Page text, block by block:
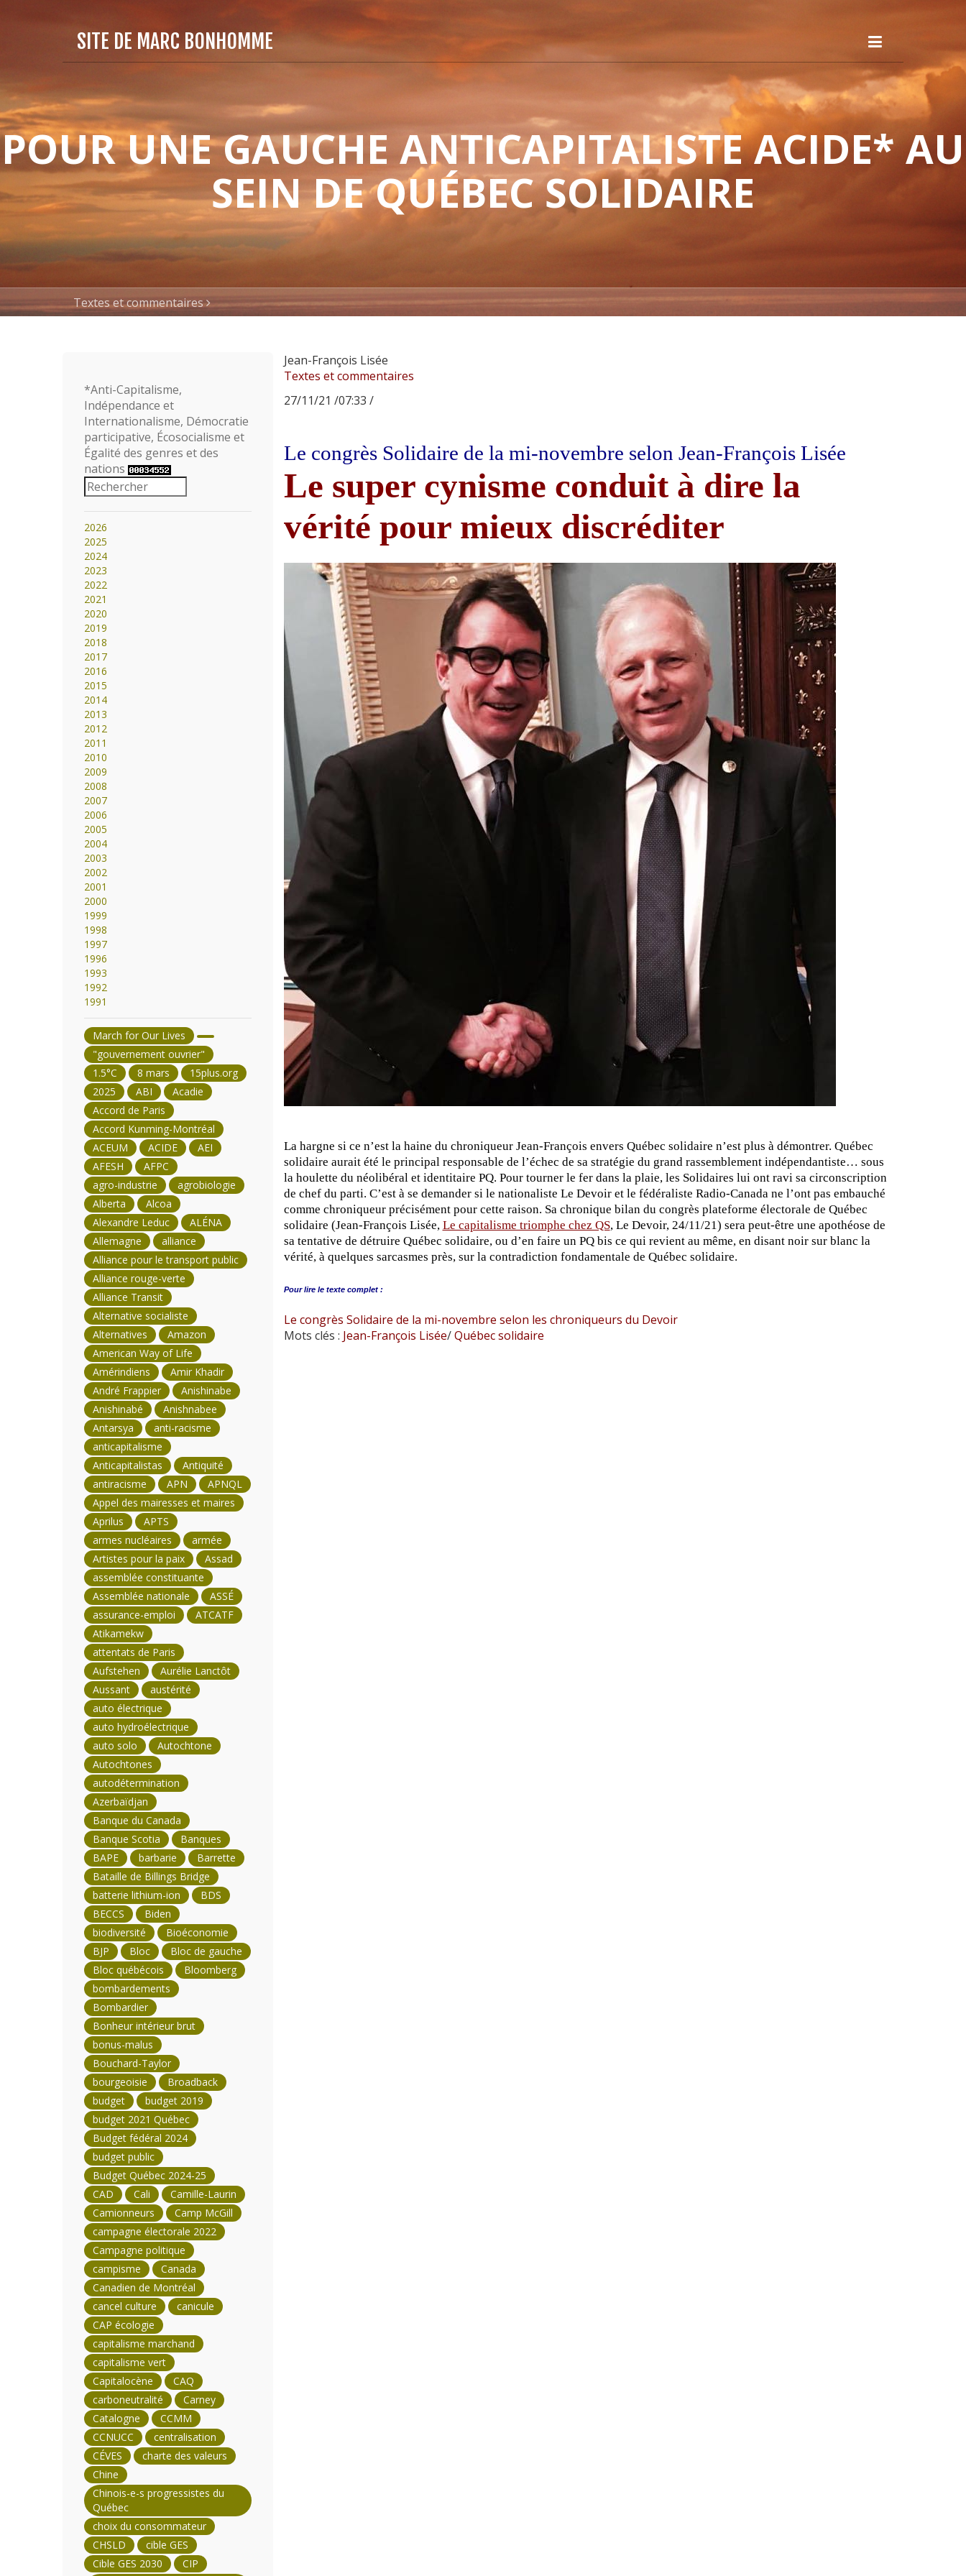
SITE DE MARC BONHOMME
POUR UNE GAUCHE ANTICAPITALISTE ACIDE* AU
SEIN DE QUÉBEC SOLIDAIRE
Textes et commentaires
Jean-François Lisée
Textes et commentaires
27/11/21 /07:33 /
Le congrès Solidaire de la mi-novembre selon Jean-François Lisée
Le super cynisme conduit à dire la
vérité pour mieux discréditer
La hargne si ce n’est la haine du chroniqueur Jean-François envers Québec solidaire n’est plus à démontrer. Québec
solidaire aurait été le principal responsable de l’échec de sa stratégie du grand rassemblement indépendantiste… sous
la houlette du néolibéral et identitaire PQ. Pour tourner le fer dans la plaie, les Solidaires lui ont ravi sa circonscription
de chef du parti. C’est à se demander si le nationaliste Le Devoir et le fédéraliste Radio-Canada ne l’ont pas embauché
comme chroniqueur précisément pour cette raison. Sa chronique bilan du congrès plateforme électorale de Québec
solidaire (Jean-François Lisée, Le capitalisme triomphe chez QS, Le Devoir, 24/11/21) sera peut-être une apothéose de
sa tentative de détruire Québec solidaire, ou d’en faire un PQ bis ce qui revient au même, en disant noir sur blanc la
vérité, à quelques sarcasmes près, sur la contradiction fondamentale de Québec solidaire.
Pour lire le texte complet :
Le congrès Solidaire de la mi-novembre selon les chroniqueurs du Devoir
Mots clés : Jean-François Lisée/Québec solidaire
*Anti-Capitalisme,
Indépendance et
Internationalisme, Démocratie
participative, Écosocialisme et
Égalité des genres et des
nations
2026
2025
2024
2023
2022
2021
2020
2019
2018
2017
2016
2015
2014
2013
2012
2011
2010
2009
2008
2007
2006
2005
2004
2003
2002
2001
2000
1999
1998
1997
1996
1993
1992
1991
March for Our Lives
"gouvernement ouvrier"
1.5°C
8 mars
15plus.org
2025
ABI
Acadie
Accord de Paris
Accord Kunming-Montréal
ACEUM
ACIDE
AEI
AFESH
AFPC
agro-industrie
agrobiologie
Alberta
Alcoa
Alexandre Leduc
ALÉNA
Allemagne
alliance
Alliance pour le transport public
Alliance rouge-verte
Alliance Transit
Alternative socialiste
Alternatives
Amazon
American Way of Life
Amérindiens
Amir Khadir
André Frappier
Anishinabe
Anishinabé
Anishnabee
Antarsya
anti-racisme
anticapitalisme
Anticapitalistas
Antiquité
antiracisme
APN
APNQL
Appel des mairesses et maires
Aprilus
APTS
armes nucléaires
armée
Artistes pour la paix
Assad
assemblée constituante
Assemblée nationale
ASSÉ
assurance-emploi
ATCATF
Atikamekw
attentats de Paris
Aufstehen
Aurélie Lanctôt
Aussant
austérité
auto électrique
auto hydroélectrique
auto solo
Autochtone
Autochtones
autodétermination
Azerbaïdjan
Banque du Canada
Banque Scotia
Banques
BAPE
barbarie
Barrette
Bataille de Billings Bridge
batterie lithium-ion
BDS
BECCS
Biden
biodiversité
Bioéconomie
BJP
Bloc
Bloc de gauche
Bloc québécois
Bloomberg
bombardements
Bombardier
Bonheur intérieur brut
bonus-malus
Bouchard-Taylor
bourgeoisie
Broadback
budget
budget 2019
budget 2021 Québec
Budget fédéral 2024
budget public
Budget Québec 2024-25
CAD
Cali
Camille-Laurin
Camionneurs
Camp McGill
campagne électorale 2022
Campagne politique
campisme
Canada
Canadien de Montréal
cancel culture
canicule
CAP écologie
capitalisme marchand
capitalisme vert
Capitalocène
CAQ
carboneutralité
Carney
Catalogne
CCMM
CCNUCC
centralisation
CÉVES
charte des valeurs
Chine
Chinois-e-s progressistes du
Québec
choix du consommateur
CHSLD
cible GES
Cible GES 2030
CIP